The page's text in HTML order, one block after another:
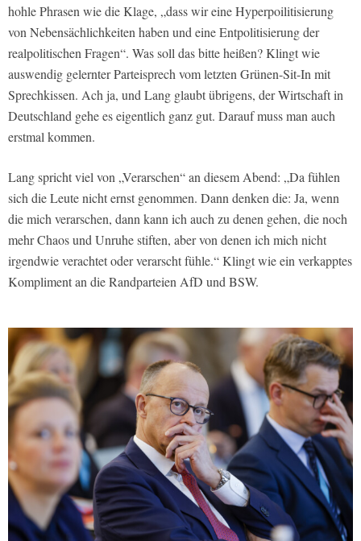
hohle Phrasen wie die Klage, „dass wir eine Hyperpoilitisierung
von Nebensächlichkeiten haben und eine Entpolitisierung der
realpolitischen Fragen“. Was soll das bitte heißen? Klingt wie
auswendig gelernter Parteisprech vom letzten Grünen-Sit-In mit
Sprechkissen. Ach ja, und Lang glaubt übrigens, der Wirtschaft in
Deutschland gehe es eigentlich ganz gut. Darauf muss man auch
erstmal kommen.
Lang spricht viel von „Verarschen“ an diesem Abend: „Da fühlen
sich die Leute nicht ernst genommen. Dann denken die: Ja, wenn
die mich verarschen, dann kann ich auch zu denen gehen, die noch
mehr Chaos und Unruhe stiften, aber von denen ich mich nicht
irgendwie verachtet oder verarscht fühle.“ Klingt wie ein verkapptes
Kompliment an die Randparteien AfD und BSW.